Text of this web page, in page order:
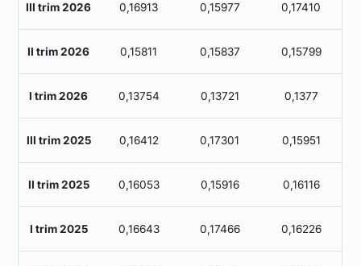
Ottobre 2022 0,211
Settembre 2022 0,429
Agosto 2022 0,543
Luglio 2022 0,441
III trim 2026 0,16913 0,15977 0,17410
II trim 2026 0,15811 0,15837 0,15799
I trim 2026 0,13754 0,13721 0,1377
III trim 2025 0,16412 0,17301 0,15951
II trim 2025 0,16053 0,15916 0,16116
I trim 2025 0,16643 0,17466 0,16226